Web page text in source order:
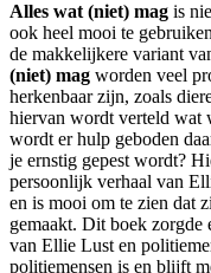
Alles wat (niet) mag is
ook heel mooi te
de makkelijkere variant
(niet) mag worden veel
herkenbaar zijn, zoals
hiervan wordt verteld wat
wordt er hulp geboden
je ernstig gepest wordt?
persoonlijk verhaal van
en is mooi om te zien dat
gemaakt. Dit boek zorgde
van Ellie Lust en
politiemensen is en blijft